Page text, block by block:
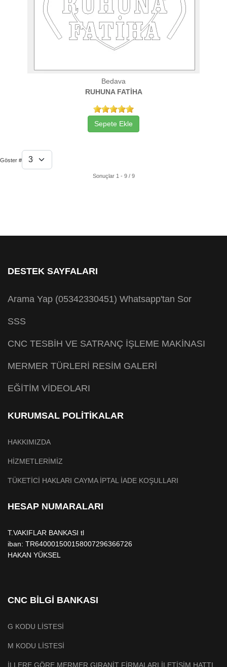
Bedava
RUHUNA FATİHA
Sepete Ekle
Göster #
Sonuçlar 1 - 9 / 9
DESTEK SAYFALARI
Arama Yap (05342330451) Whatsapp'tan Sor
SSS
CNC TESBİH VE SATRANÇ İŞLEME MAKİNASI
MERMER TÜRLERİ RESİM GALERİ
EĞİTİM VİDEOLARI
KURUMSAL POLİTİKALAR
HAKKIMIZDA
HİZMETLERİMİZ
TÜKETİCİ HAKLARI CAYMA İPTAL İADE KOŞULLARI
HESAP NUMARALARI
T.VAKIFLAR BANKASI tl
iban: TR640001500158007296366726
HAKAN YÜKSEL
CNC BİLGİ BANKASI
G KODU LİSTESİ
M KODU LİSTESİ
İLLERE GÖRE MERMER GIRANİT FİRMALARI İLETİŞİM HATTI